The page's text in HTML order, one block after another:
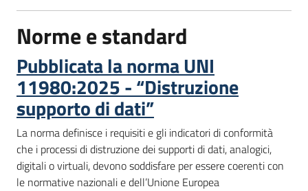
Norme e standard
Pubblicata la norma UNI
11980:2025 - “Distruzione
supporto di dati”
La norma definisce i requisiti e gli indicatori di conformità
che i processi di distruzione dei supporti di dati, analogici,
digitali o virtuali, devono soddisfare per essere coerenti con
le normative nazionali e dell’Unione Europea